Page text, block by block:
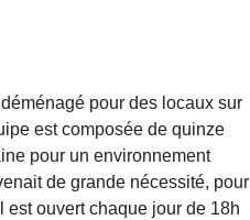
pour des locaux sur
est composée de quinze
pour un environnement
de grande nécessité, pour
ouvert chaque jour de 18h